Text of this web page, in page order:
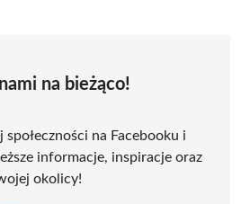
na bieżąco!
społeczności na Facebooku i
informacje, inspiracje oraz
okolicy!